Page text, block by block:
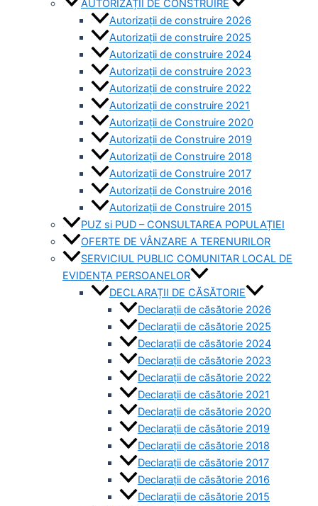
AUTORIZAȚII DE CONSTRUIRE
Autorizații de construire 2026
Autorizații de construire 2025
Autorizații de construire 2024
Autorizații de construire 2023
Autorizații de construire 2022
Autorizații de construire 2021
Autorizații de Construire 2020
Autorizații de Construire 2019
Autorizaţii de Construire 2018
Autorizaţii de Construire 2017
Autorizaţii de Construire 2016
Autorizaţii de Construire 2015
PUZ si PUD – CONSULTAREA POPULAȚIEI
OFERTE DE VÂNZARE A TERENURILOR
SERVICIUL PUBLIC COMUNITAR LOCAL DE
EVIDENȚA PERSOANELOR
DECLARAȚII DE CĂSĂTORIE
Declarații de căsătorie 2026
Declarații de căsătorie 2025
Declarații de căsătorie 2024
Declarații de căsătorie 2023
Declarații de căsătorie 2022
Declarații de căsătorie 2021
Declarații de căsătorie 2020
Declarații de căsătorie 2019
Declarații de căsătorie 2018
Declarații de căsătorie 2017
Declarații de căsătorie 2016
Declarații de căsătorie 2015